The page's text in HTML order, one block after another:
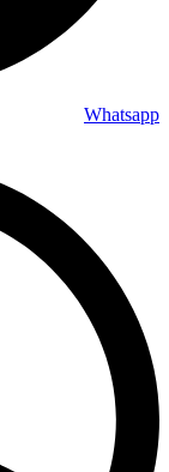
Whatsapp